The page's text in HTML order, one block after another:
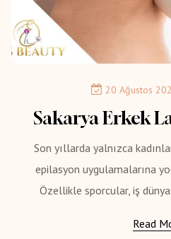
20 Ağustos
Sakarya Erkek
Son yıllarda yalnızca
epilasyon uygulamalarına
Özellikle sporcular, iş
Read